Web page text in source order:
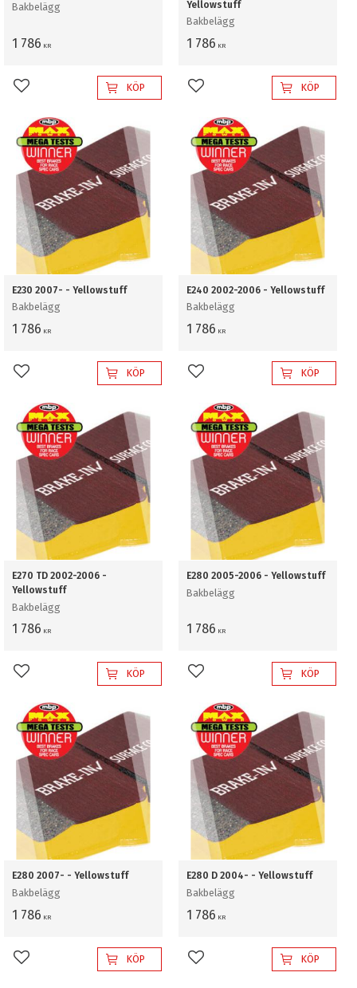
Bakbelägg
1 786 KR
Lägg till i favoriterKÖP
Yellowstuff
Bakbelägg
1 786 KR
Lägg till i favoriterKÖP
E230 2007- - Yellowstuff
Bakbelägg
1 786 KR
Lägg till i favoriterKÖP
E240 2002-2006 - Yellowstuff
Bakbelägg
1 786 KR
Lägg till i favoriterKÖP
E270 TD 2002-2006 -
Yellowstuff
Bakbelägg
1 786 KR
Lägg till i favoriterKÖP
E280 2005-2006 - Yellowstuff
Bakbelägg
1 786 KR
Lägg till i favoriterKÖP
E280 2007- - Yellowstuff
Bakbelägg
1 786 KR
Lägg till i favoriterKÖP
E280 D 2004- - Yellowstuff
Bakbelägg
1 786 KR
Lägg till i favoriterKÖP